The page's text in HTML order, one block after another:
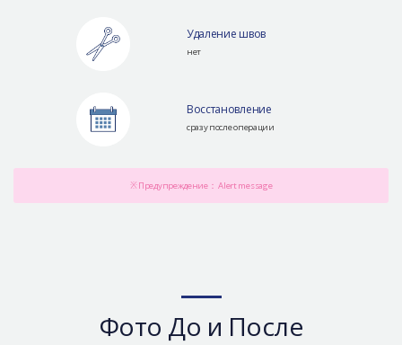
Удаление швов
нет
Восстановление
сразу после операции
※ Предупреждение： Alert message
Фото До и После